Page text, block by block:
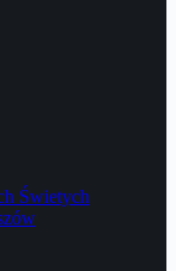
Świetych